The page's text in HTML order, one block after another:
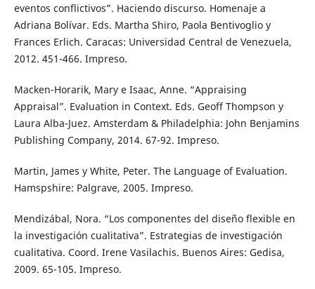
eventos conflictivos”. Haciendo discurso. Homenaje a
Adriana Bolívar. Eds. Martha Shiro, Paola Bentivoglio y
Frances Erlich. Caracas: Universidad Central de Venezuela,
2012. 451-466. Impreso.
Macken-Horarik, Mary e Isaac, Anne. “Appraising
Appraisal”. Evaluation in Context. Eds. Geoff Thompson y
Laura Alba-Juez. Amsterdam & Philadelphia: John Benjamins
Publishing Company, 2014. 67-92. Impreso.
Martin, James y White, Peter. The Language of Evaluation.
Hamspshire: Palgrave, 2005. Impreso.
Mendizábal, Nora. “Los componentes del diseño flexible en
la investigación cualitativa”. Estrategias de investigación
cualitativa. Coord. Irene Vasilachis. Buenos Aires: Gedisa,
2009. 65-105. Impreso.